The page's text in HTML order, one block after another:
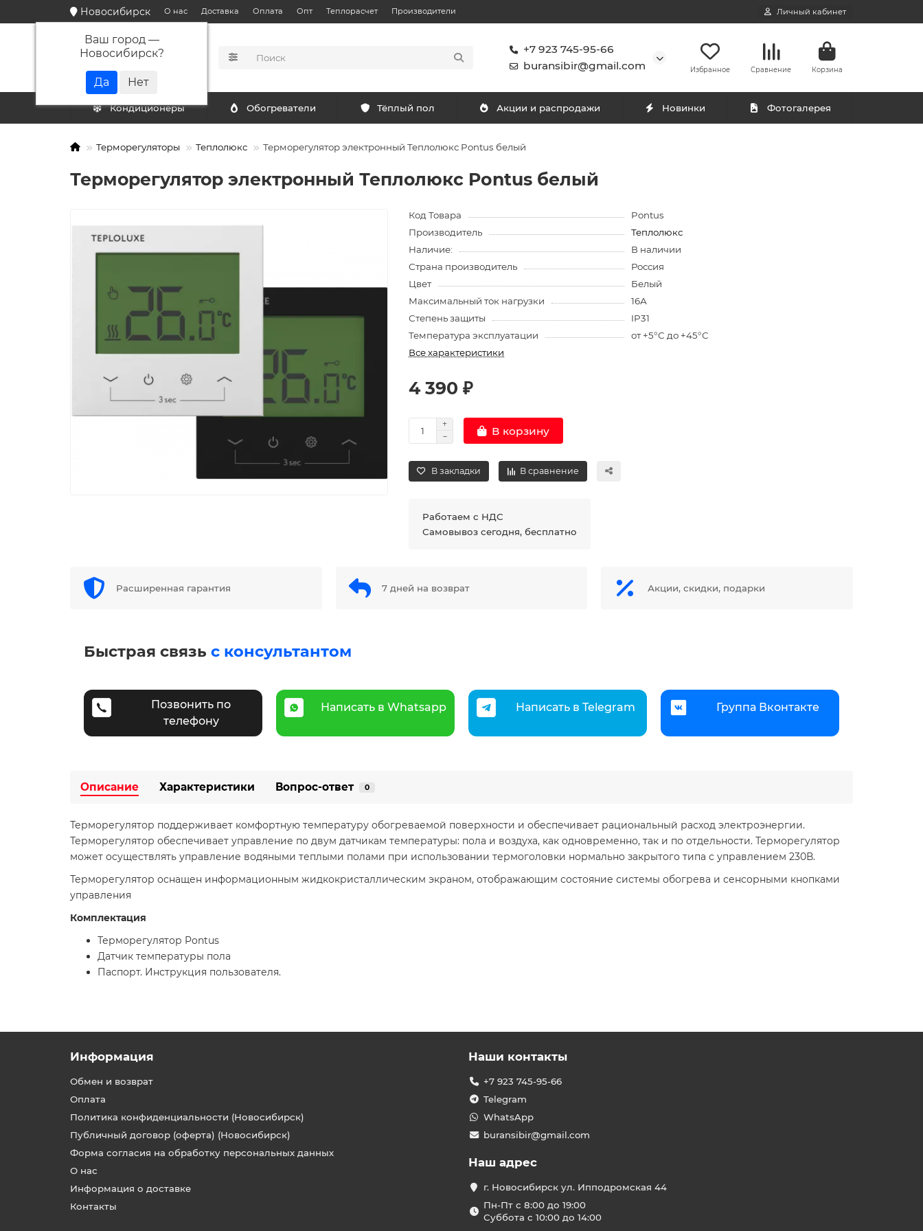
Новосибирск
Ваш город —
Новосибирск?
О нас Доставка Оплата Опт Теплорасчет Производители Личный кабинет
КАТАЛОГ
+7 923 745-95-66
buransibir@gmail.com
Избранное Сравнение Корзина
Кондиционеры Обогреватели Тёплый пол Акции и распродажи Новинки Фотогалерея
Терморегуляторы Теплолюкс Терморегулятор электронный Теплолюкс Pontus белый
Терморегулятор электронный Теплолюкс Pontus белый
Код Товара
Pontus
Производитель
Теплолюкс
Наличие:
В наличии
Страна производитель
Россия
Цвет
Белый
Максимальный ток нагрузки
16А
Степень защиты
IP31
Температура эксплуатации
от +5°С до +45°С
Все характеристики
4 390 ₽
В корзину
В закладки В сравнение
Работаем с НДС
Самовывоз сегодня, бесплатно
Расширенная гарантия 7 дней на возврат Акции, скидки, подарки
Быстрая связь с консультантом
Позвонить по
телефону
Написать в Whatsapp Написать в Telegram Группа Вконтакте
Описание Характеристики Вопрос-ответ 0
Терморегулятор поддерживает комфортную температуру обогреваемой поверхности и обеспечивает рациональный расход электроэнергии.
Терморегулятор обеспечивает управление по двум датчикам температуры: пола и воздуха, как одновременно, так и по отдельности. Терморегулятор
может осуществлять управление водяными теплыми полами при использовании термоголовки нормально закрытого типа с управлением 230В.
Терморегулятор оснащен информационным жидкокристаллическим экраном, отображающим состояние системы обогрева и сенсорными кнопками
управления
Комплектация
Терморегулятор Pontus
Датчик температуры пола
Паспорт. Инструкция пользователя.
Информация
Обмен и возврат
Оплата
Политика конфиденциальности (Новосибирск)
Публичный договор (оферта) (Новосибирск)
Форма согласия на обработку персональных данных
О нас
Информация о доставке
Контакты
Наши контакты
+7 923 745-95-66
Telegram
WhatsApp
buransibir@gmail.com
Наш адрес
г. Новосибирск ул. Ипподромская 44
Пн-Пт с 8:00 до 19:00
Суббота с 10:00 до 14:00